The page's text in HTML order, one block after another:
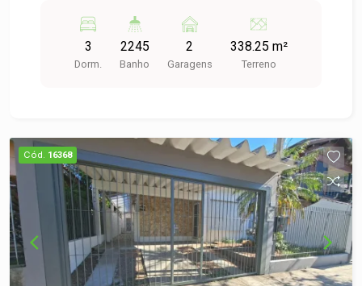
ampla copa/cozinha ; espaço churrasqueira, com
cobertura, seguido de um belo pátio, com arvores
e plantas ornamentais. No segundo pavimento,
3
Dorm.
2245
Banho
2
Garagens
338.25 m²
Terreno
Cód. 16368